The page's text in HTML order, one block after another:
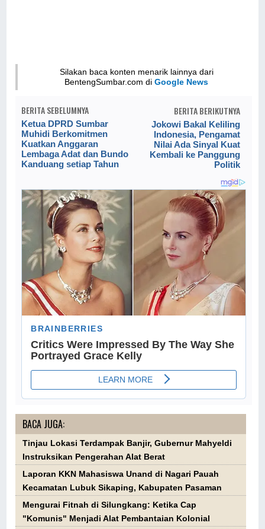
Silakan baca konten menarik lainnya dari
BentengSumbar.com diGoogle News
BERITA SEBELUMNYA
Ketua DPRD Sumbar
Muhidi Berkomitmen
Kuatkan Anggaran
Lembaga Adat dan Bundo
Kanduang setiap Tahun​
BERITA BERIKUTNYA
Jokowi Bakal Keliling
Indonesia, Pengamat
Nilai Ada Sinyal Kuat
Kembali ke Panggung
Politik
BACA JUGA:
Tinjau Lokasi Terdampak Banjir, Gubernur Mahyeldi
Instruksikan Pengerahan Alat Berat
Laporan KKN Mahasiswa Unand di Nagari Pauah
Kecamatan Lubuk Sikaping, Kabupaten Pasaman
Mengurai Fitnah di Silungkang: Ketika Cap
"Komunis" Menjadi Alat Pembantaian Kolonial